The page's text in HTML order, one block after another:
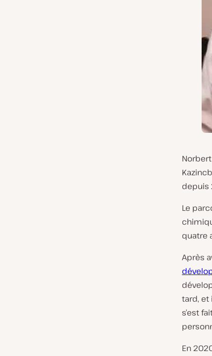
depuis
Le
quatre
Après
tard, et
s’est
En